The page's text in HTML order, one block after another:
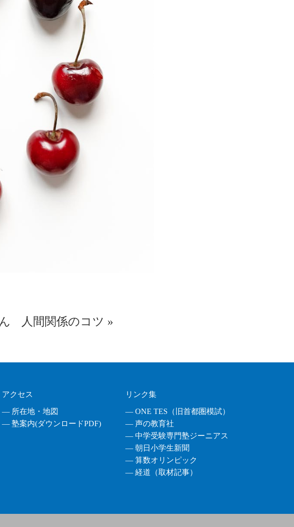
人間関係のコツ »
アクセス
― 所在地・地図
― 塾案内(ダウンロードPDF)
リンク集
― ONE TES（旧首都圏模試）
― 声の教育社
― 中学受験専門塾ジーニアス
― 朝日小学生新聞
― 算数オリンピック
― 経道（取材記事）